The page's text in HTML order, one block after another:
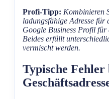
Profi-Tipp: Kombinieren
ladungsfähige Adresse für
Google Business Profil
Beides erfüllt
vermischt werden.
Typische